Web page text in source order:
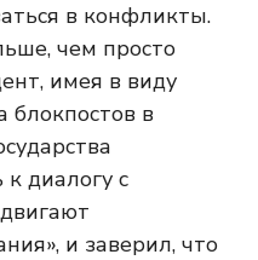
в конфликты.
чем просто
имея в виду
блокпостов в
диалогу с
и заверил, что